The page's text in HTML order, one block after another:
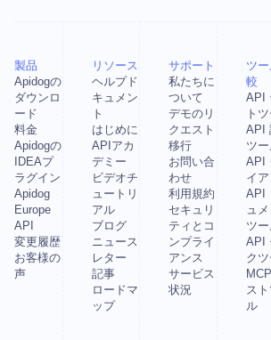
製品
Apidogの
ダウンロ
ード
料金
Apidogの
IDEAプ
ラグイン
Apidog
Europe
API
変更履歴
お客様の
声
リソース
ヘルプド
キュメン
ト
はじめに
APIアカ
デミー
ビデオチ
ュートリ
アル
ブログ
ニュース
レター
記事
ロードマ
ップ
サポート
私たちに
ついて
デモのリ
クエスト
移行
お問い合
わせ
利用規約
セキュリ
ティとコ
ンプライ
アンス
サービス
状況
ツ
較
API
ト
API
ツ
API
イア
API
ュ
ツ
API
ク
ス
ル